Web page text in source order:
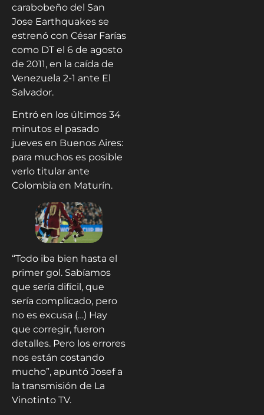
carabobeño del San
Jose Earthquakes se
estrenó con César Farías
como DT el 6 de agosto
de 2011, en la caída de
Venezuela 2-1 ante El
Salvador.
Entró en los últimos 34
minutos el pasado
jueves en Buenos Aires:
para muchos es posible
verlo titular ante
Colombia en Maturín.
“Todo iba bien hasta el
primer gol. Sabíamos
que sería difícil, que
sería complicado, pero
no es excusa (…) Hay
que corregir, fueron
detalles. Pero los errores
nos están costando
mucho”, apuntó Josef a
la transmisión de La
Vinotinto TV.